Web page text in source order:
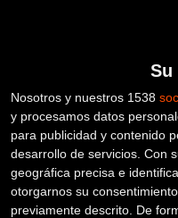
Su
Nosotros y nuestros 1538
y procesamos datos
para publicidad y contenido
desarrollo de servicios. Con
geográfica precisa e
otorgarnos su
previamente descrito. De